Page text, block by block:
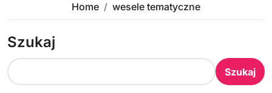
Home wesele tematyczne
Szukaj
Szukaj